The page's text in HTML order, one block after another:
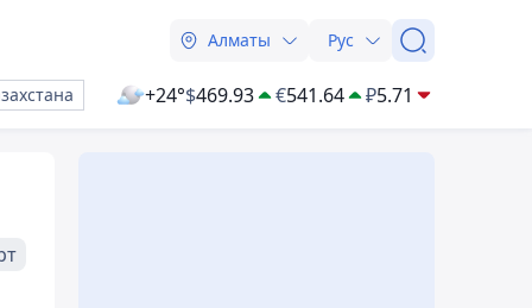
Алматы Рус
+24°$469.93 €541.64 ₽5.71